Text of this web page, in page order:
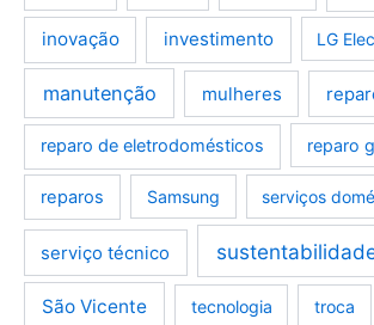
inovação investimento LG
manutenção mulheres
reparo de eletrodomésticos reparo
reparos Samsung serviços
serviço técnico
São Vicente tecnologia troca